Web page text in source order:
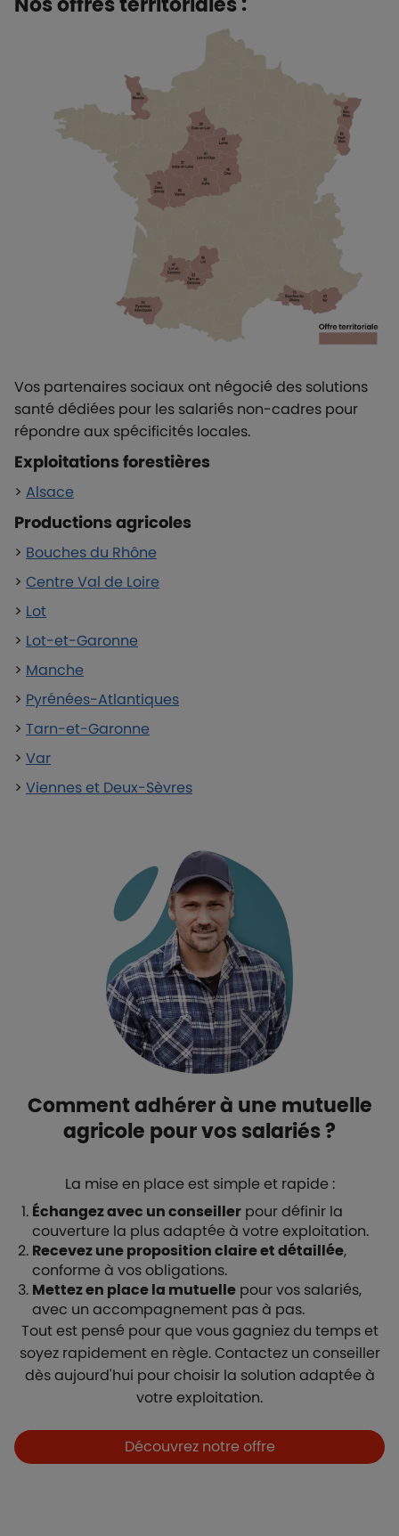
Vos partenaires sociaux ont négocié des solutions
santé dédiées pour les salariés non-cadres pour
répondre aux spécificités locales.
Exploitations forestières
> Alsace
Productions agricoles
> Bouches du Rhône
> Centre Val de Loire
> Lot
> Lot-et-Garonne
> Manche
> Pyrénées-Atlantiques
> Tarn-et-Garonne
> Var
> Viennes et Deux-Sèvres
Comment adhérer à une mutuelle
agricole pour vos salariés ?
La mise en place est simple et rapide :
Échangez avec un conseiller pour définir la
couverture la plus adaptée à votre exploitation.
Recevez une proposition claire et détaillée,
conforme à vos obligations.
Mettez en place la mutuelle pour vos salariés,
avec un accompagnement pas à pas.
Tout est pensé pour que vous gagniez du temps et
soyez rapidement en règle. Contactez un conseiller
dès aujourd'hui pour choisir la solution adaptée à
votre exploitation.
Boutons et liensDécouvrez notre offre